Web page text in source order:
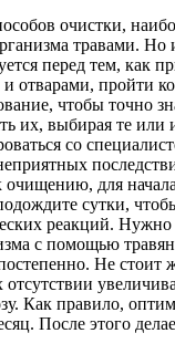
очистки,
травами. Но
перед тем, как
отварами, пройти
чтобы точно
их, выбирая те или
со
очищению, для
сутки,
реакций.
с помощью
Не стоит
отсутствии
Как правило,
После этого